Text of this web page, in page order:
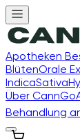
Apotheken
BlütenOrale
IndicaSativa
Über CannGo
Behandlung